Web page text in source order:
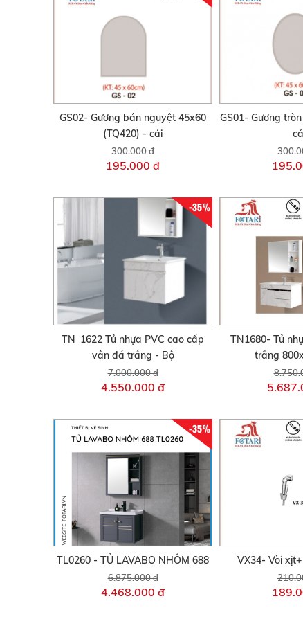
GS02- Gương bán nguyệt 45x60
(TQ420) - cái
300.000 đ
195.000 đ
GS01- Gương
-35%
TN_1622 Tủ nhựa PVC cao cấp
vân đá trắng - Bộ
7.000.000 đ
4.550.000 đ
TN1680- Tủ
trắng
-35%
TL0260 - TỦ LAVABO NHÔM 688
6.875.000 đ
4.468.000 đ
VX34- Vòi